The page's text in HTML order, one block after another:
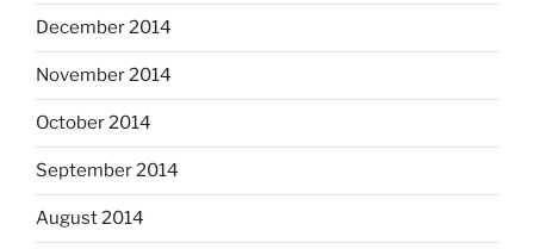
December 2014
November 2014
October 2014
September 2014
August 2014